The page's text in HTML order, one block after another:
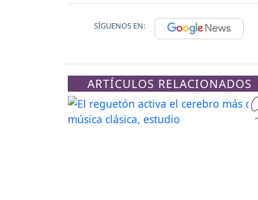
SÍGUENOS EN:
ARTÍCULOS RELACIONADOS